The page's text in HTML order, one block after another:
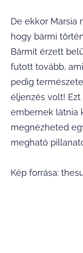
De ekkor Marsia
hogy bármi
Bármit érzett
futott tovább,
pedig
éljenzés volt!
embernek látnia
megnézheted
megható
Kép forrása: